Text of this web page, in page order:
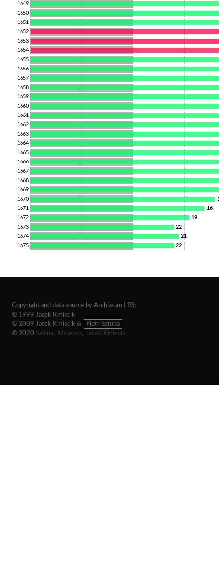
1649
1650
1651
1652
1653
1654
1655
1656
1657
1658
1659
1660
1661
1662
1663
1664
1665
1666
1667
1668
1669
1670
16
1671
19
1672
22
1673
21
1674
22
1675
Copyright and data source by Archiwum LP3:
© 1999 Jacek Kmiecik
© 2009 Jacek Kmiecik &
Piotr Szruba
© 2020 Sabina, Mateusz, Jacek Kmiecik